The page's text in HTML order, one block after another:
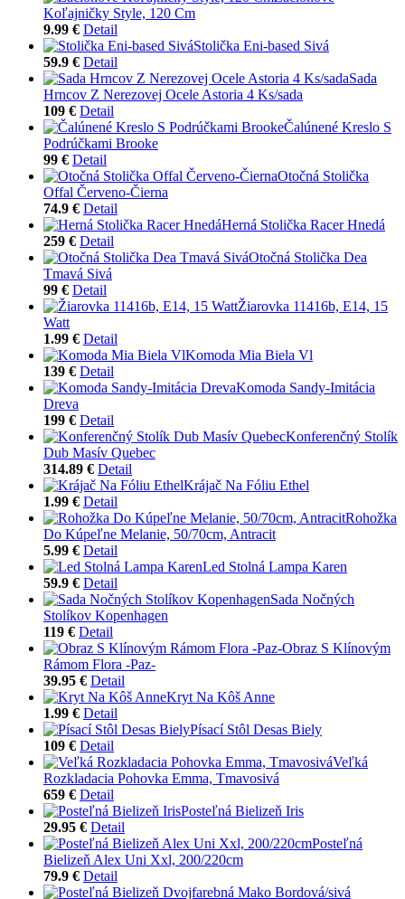
Koľajničky Style, 120 Cm
9.99 € Detail
Stolička Eni-based Sivá
59.9 € Detail
Sada
Hrncov Z Nerezovej Ocele Astoria 4 Ks/sada
109 € Detail
Čalúnené Kreslo S
Podrúčkami Brooke
99 € Detail
Otočná Stolička
Offal Červeno-Čierna
74.9 € Detail
Herná Stolička Racer Hnedá
259 € Detail
Otočná Stolička Dea
Tmavá Sivá
99 € Detail
Žiarovka 11416b, E14, 15
Watt
1.99 € Detail
Komoda Mia Biela Vl
139 € Detail
Komoda Sandy-Imitácia
Dreva
199 € Detail
Konferenčný Stolík
Dub Masív Quebec
314.89 € Detail
Krájač Na Fóliu Ethel
1.99 € Detail
Rohožka
Do Kúpeľne Melanie, 50/70cm, Antracit
5.99 € Detail
Led Stolná Lampa Karen
59.9 € Detail
Sada Nočných
Stolíkov Kopenhagen
119 € Detail
Obraz S Klínovým
Rámom Flora -Paz-
39.95 € Detail
Kryt Na Kôš Anne
1.99 € Detail
Písací Stôl Desas Biely
109 € Detail
Veľká
Rozkladacia Pohovka Emma, Tmavosivá
659 € Detail
Posteľná Bielizeň Iris
29.95 € Detail
Posteľná
Bielizeň Alex Uni Xxl, 200/220cm
79.9 € Detail